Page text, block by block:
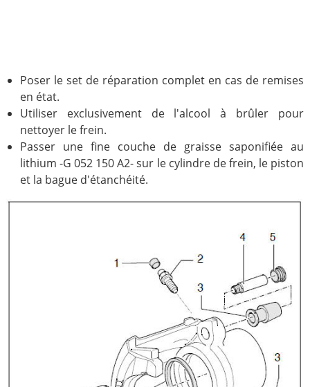
Poser le set de réparation complet en cas de remises
en état.
Utiliser exclusivement de l'alcool à brûler pour
nettoyer le frein.
Passer une fine couche de graisse saponifiée au
lithium -G 052 150 A2- sur le cylindre de frein, le piston
et la bague d'étanchéité.